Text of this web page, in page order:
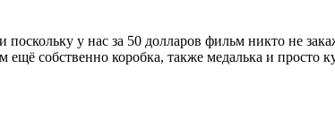
у нас за 50 долларов фильм никто не
собственно коробка, также медалька и просто